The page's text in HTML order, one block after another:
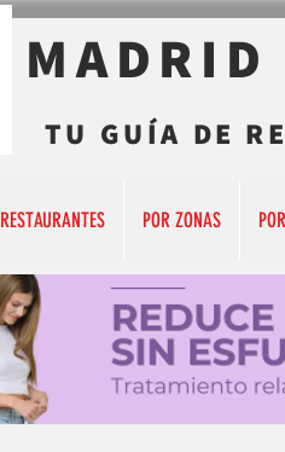
MADRID
TU GUÍA DE
RESTAURANTES POR ZONAS